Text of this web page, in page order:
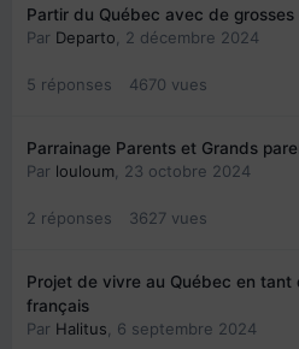
Partir du Québec avec de
Par Departo 2 décembre 2024
5 réponses 4670 vues
Parrainage Parents et Grands
Par louloum 23 octobre 2024
2 réponses 3627 vues
Projet de vivre au Québec en tant
français
Par Halitus 6 septembre 2024